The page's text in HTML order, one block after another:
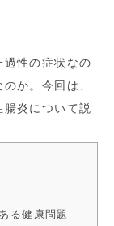
性の症状なの
か。今回は、
炎について説
る健康問題